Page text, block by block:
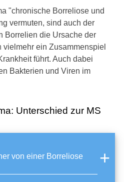
"chronische Borreliose und
vermuten, sind auch der
Borrelien die Ursache der
vielmehr ein Zusammenspiel
führt. Auch dabei
Bakterien und Viren im
Unterschied zur MS
von einer Borreliose
und
bei MS
MS